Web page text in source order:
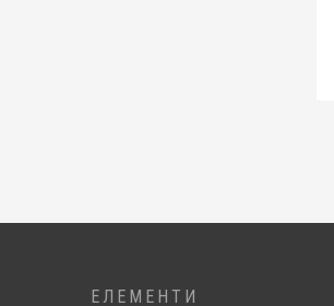
ЕЛЕМЕНТИ